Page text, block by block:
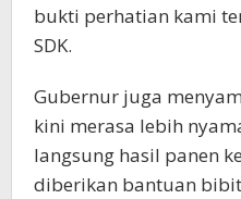
bukti perhatian kami
SDK.
Gubernur juga
kini merasa lebih
langsung hasil panen
diberikan bantuan